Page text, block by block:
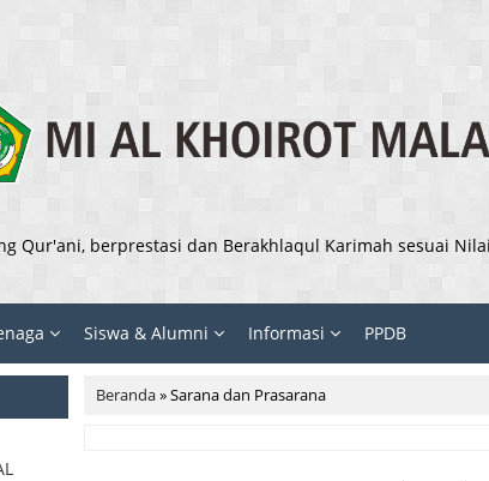
Qur'ani, berprestasi dan Berakhlaqul Karimah sesuai
Siswa & Alumni Informasi PPDB
Beranda»Sarana dan Prasarana